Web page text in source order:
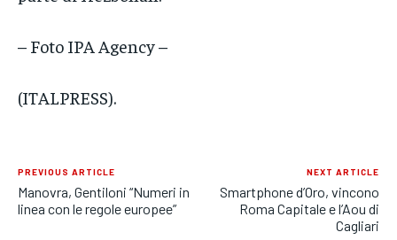
– Foto IPA Agency –
(ITALPRESS).
PREVIOUS ARTICLE
Manovra, Gentiloni “Numeri in
linea con le regole europee”
NEXT ARTICLE
Smartphone d’Oro, vincono
Roma Capitale e l’Aou di
Cagliari